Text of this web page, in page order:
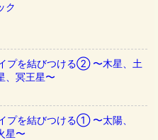
ク
プを結びつける② 〜木星、土
、冥王星〜
プを結びつける① 〜太陽、
星〜